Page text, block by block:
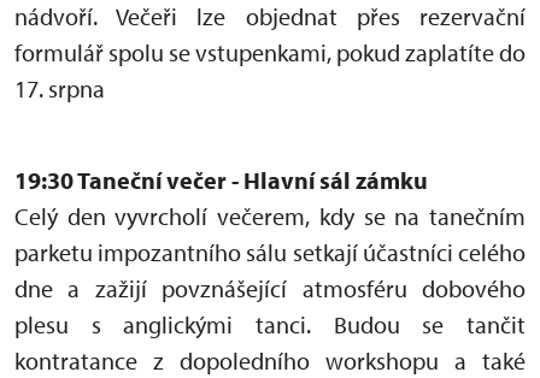
nádvoří. Večeři lze objednat přes rezervační
formulář spolu se vstupenkami, pokud zaplatíte do
17. srpna
19:30 Taneční večer - Hlavní sál zámku
Celý den vyvrcholí večerem, kdy se na tanečním
parketu impozantního sálu setkají účastníci celého
dne a zažijí povznášející atmosféru dobového
plesu s anglickými tanci. Budou se tančit
kontratance z dopoledního workshopu a také